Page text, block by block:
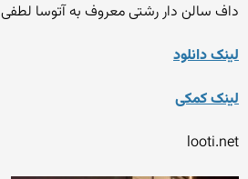
داف سالن دار رشتی معروف به آتوسا لطفی
لینک دانلود
لینک کمکی
looti.net